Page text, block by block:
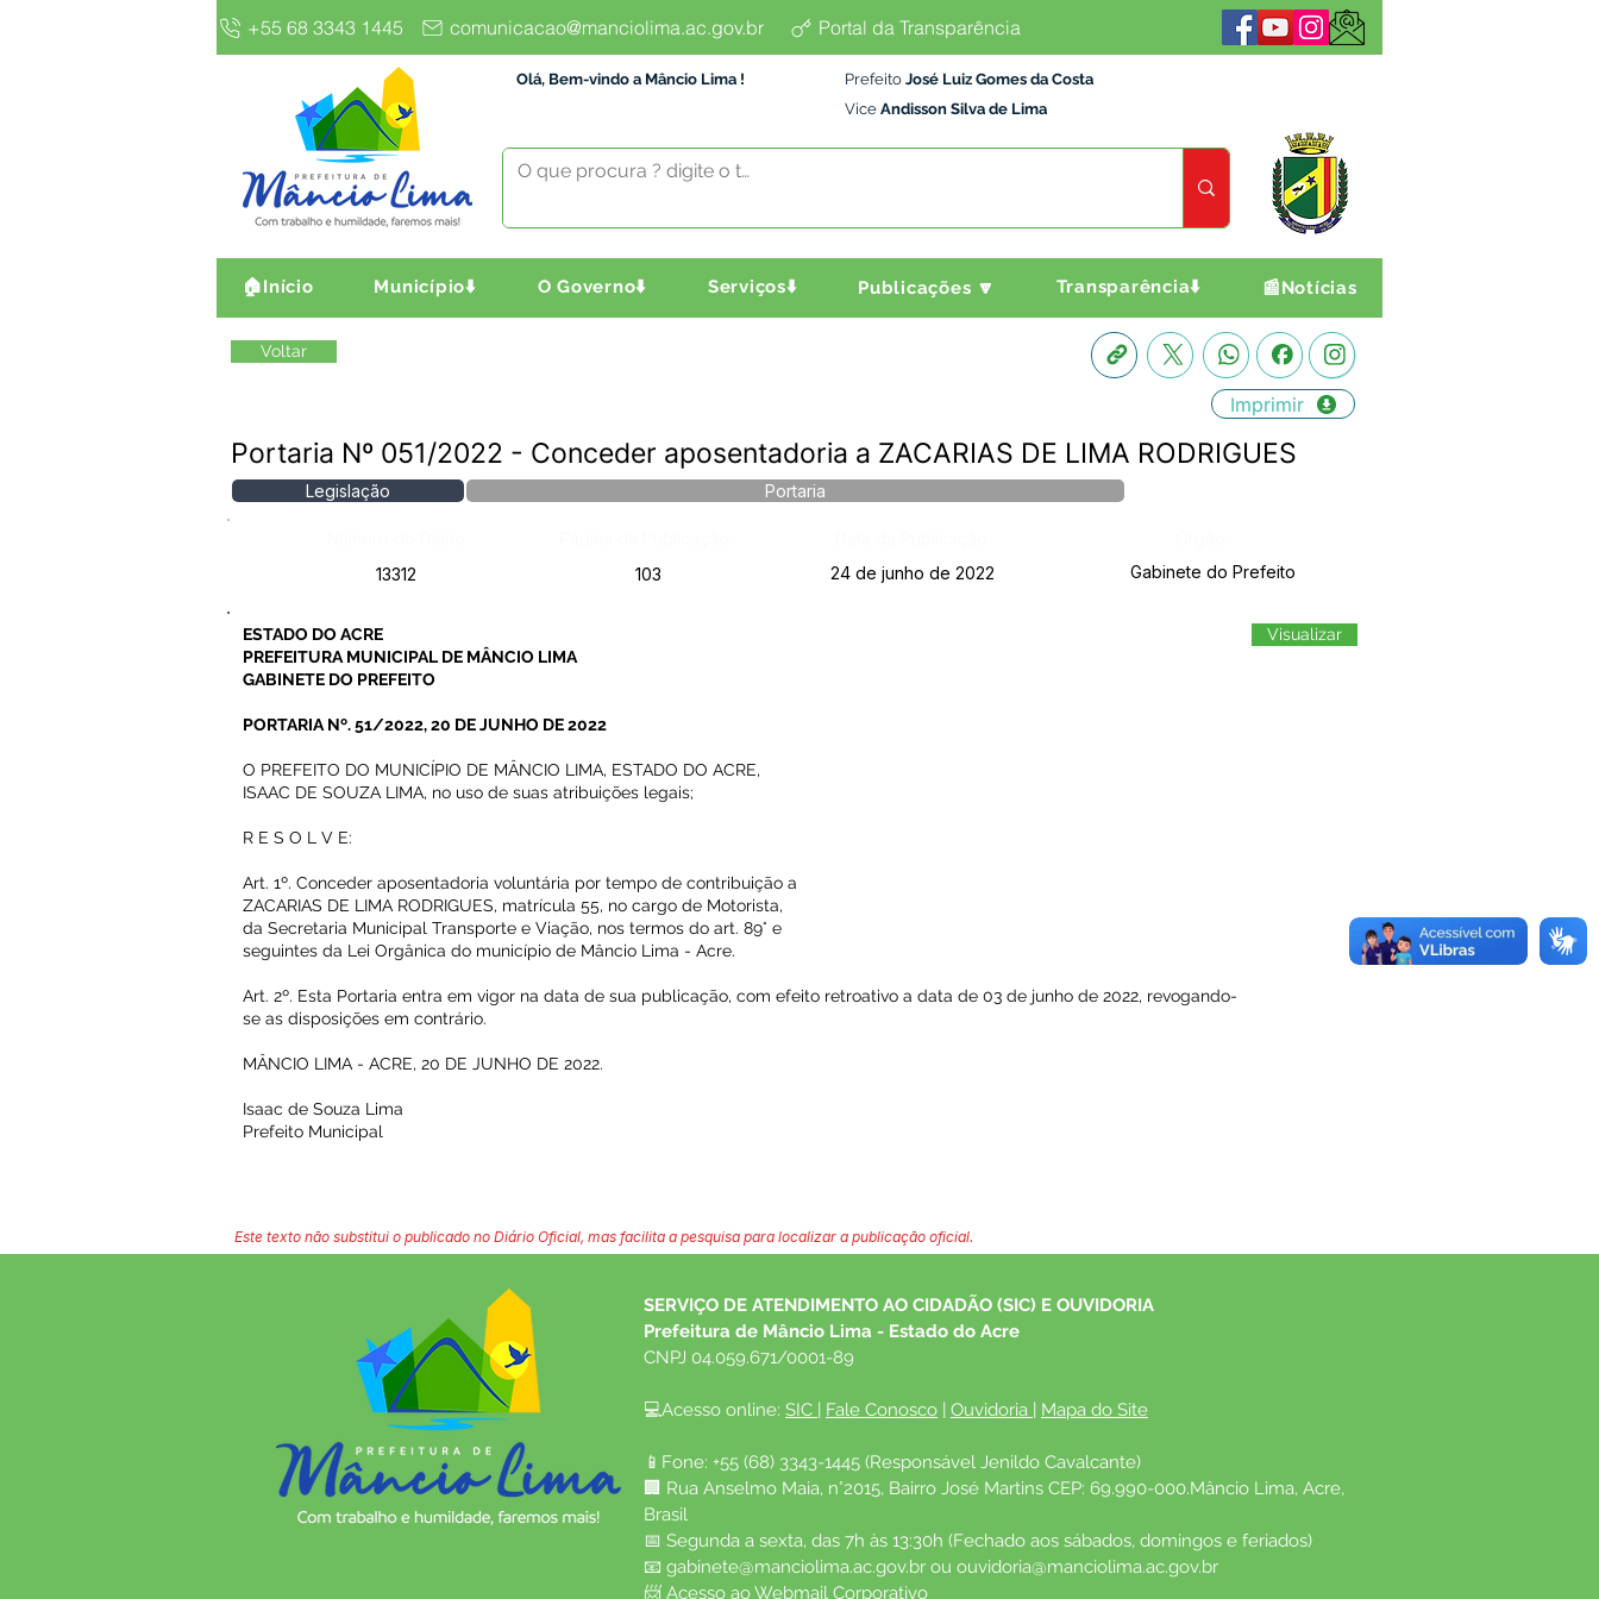
+55 68 3343 1445 comunicacao@manciolima.ac.gov.br Portal da Transparência
Olá, Bem-vindo a Mâncio Lima ! Prefeito José Luiz Gomes da Costa
Vice Andisson Silva de Lima
🏠Início Município⬇️ O Governo⬇️ Serviços⬇️ Publicações 🔽 Transparência⬇️ 📰Notícias
Voltar
Imprimir
Portaria Nº 051/2022 - Conceder aposentadoria a ZACARIAS DE LIMA RODRIGUES
Legislação Portaria
13312
103 24 de junho de 2022 Gabinete do Prefeito
ESTADO DO ACRE
PREFEITURA MUNICIPAL DE MÂNCIO LIMA
GABINETE DO PREFEITO
PORTARIA Nº. 51/2022, 20 DE JUNHO DE 2022
O PREFEITO DO MUNICÍPIO DE MÂNCIO LIMA, ESTADO DO ACRE,
ISAAC DE SOUZA LIMA, no uso de suas atribuições legais;
R E S O L V E:
Art. 1º. Conceder aposentadoria voluntária por tempo de contribuição a
ZACARIAS DE LIMA RODRIGUES, matrícula 55, no cargo de Motorista,
da Secretaria Municipal Transporte e Viação, nos termos do art. 89° e
seguintes da Lei Orgânica do município de Mâncio Lima - Acre.
Art. 2º. Esta Portaria entra em vigor na data de sua publicação, com efeito retroativo a data de 03 de junho de 2022, revogando-
se as disposições em contrário.
MÂNCIO LIMA - ACRE, 20 DE JUNHO DE 2022.
Isaac de Souza Lima
Prefeito Municipal
Visualizar
Este texto não substitui o publicado no Diário Oficial, mas facilita a pesquisa para localizar a publicação oficial.
SERVIÇO DE ATENDIMENTO AO CIDADÃO (SIC) E OUVIDORIA
Prefeitura de Mâncio Lima - Estado do Acre
CNPJ 04.059.671/0001-89
💻Acesso online: SIC | Fale Conosco | Ouvidoria | Mapa do Site
📱Fone: +55 (68) 3343-1445 (Responsável Jenildo Cavalcante)
🏢 Rua Anselmo Maia, n°2015, Bairro José Martins CEP: 69.990-000.Mâncio Lima, Acre,
Brasil
📅 Segunda a sexta, das 7h às 13:30h (Fechado aos sábados, domingos e feriados)
📧 gabinete@manciolima.ac.gov.br ou ouvidoria@manciolima.ac.gov.br
📨 Acesso ao Webmail Corporativo